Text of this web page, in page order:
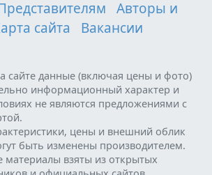
Авторы и
сайта
Вакансии
сайте данные (включая цены и фото)
информационный характер и
не являются предложениями с
цены и внешний облик
быть изменены производителем.
материалы взяты из открытых